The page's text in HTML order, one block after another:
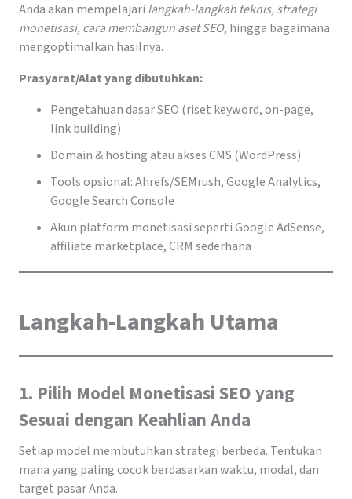
Anda akan mempelajari langkah-langkah teknis, strategi
monetisasi, cara membangun aset SEO, hingga bagaimana
mengoptimalkan hasilnya.
Prasyarat/Alat yang dibutuhkan:
Pengetahuan dasar SEO (riset keyword, on-page,
link building)
Domain & hosting atau akses CMS (WordPress)
Tools opsional: Ahrefs/SEMrush, Google Analytics,
Google Search Console
Akun platform monetisasi seperti Google AdSense,
affiliate marketplace, CRM sederhana
Langkah-Langkah Utama
1. Pilih Model Monetisasi SEO yang
Sesuai dengan Keahlian Anda
Setiap model membutuhkan strategi berbeda. Tentukan
mana yang paling cocok berdasarkan waktu, modal, dan
target pasar Anda.